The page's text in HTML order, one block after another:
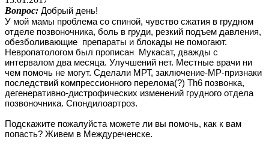
Вопрос: Добрый день!
У мой мамы проблема со спиной, чувство сжатия в грудном
отделе позвоночника, боль в груди, резкий подъем давления,
обезболивающие препараты и блокады не помогают.
Невропатологом был прописан Мукасат, дважды с
интервалом два месяца. Улучшений нет. Местные врачи ни
чем помочь не могут. Сделали МРТ, заключение-МР-признаки
последствий компрессионного перелома(?) Th6 позвонка,
дегенеративно-дистрофических изменений грудного отдела
позвоночника. Спондилоартроз.
Подскажите пожалуйста можете ли вы помочь, как к вам
попасть? Живем в Междуреченске.